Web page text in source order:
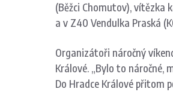
(Běžci Chomutov), vítězka
a v Z40 Vendulka Praská
Organizátoři náročný
Králové. „Bylo to náročné,
Do Hradce Králové přitom